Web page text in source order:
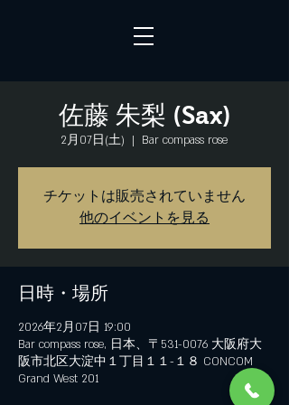
佐藤 朱梨 (Sax)
2月07日(土)
  |
Bar compass rose
チケットは販売されていません
他のイベントを見る
日時・場所
2026年2月07日 19:00
Bar compass rose, 日本、〒531-0076 大阪府大
阪市北区大淀中１丁目１１−１８ CONCOM
Grand West 201